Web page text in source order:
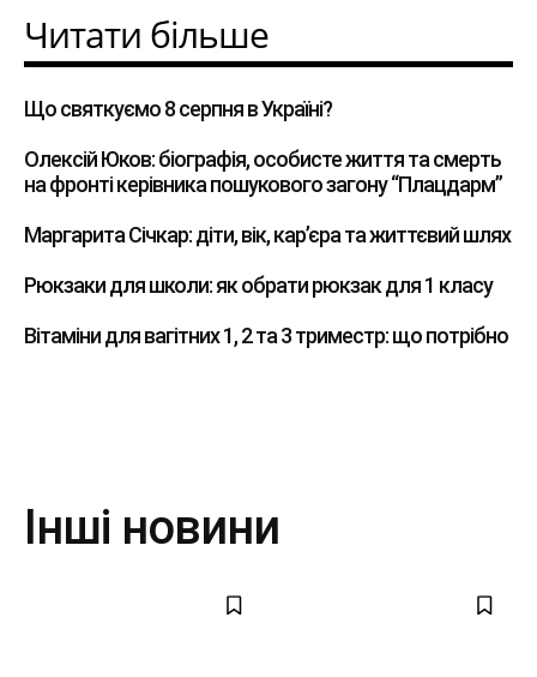
Читати більше
Що святкуємо 8 серпня в Україні?
Олексій Юков: біографія, особисте життя та смерть
на фронті керівника пошукового загону “Плацдарм”
Маргарита Січкар: діти, вік, кар’єра та життєвий шлях
Рюкзаки для школи: як обрати рюкзак для 1 класу
Вітаміни для вагітних 1, 2 та 3 триместр: що потрібно
Інші новини